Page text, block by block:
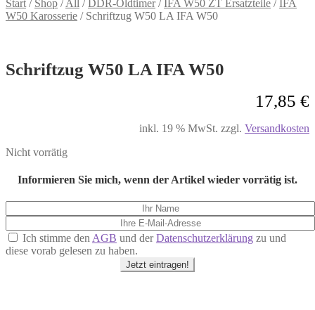
Start / Shop /All /DDR-Oldtimer/IFA W50 ZT Ersatzteile /IFA
W50 Karosserie / Schriftzug W50 LA IFA W50
Schriftzug W50 LA IFA W50
17,85 €
inkl. 19 % MwSt. zzgl. Versandkosten
Nicht vorrätig
Informieren Sie mich, wenn der Artikel wieder vorrätig ist.
Ich stimme den AGB und derDatenschutzerklärung zu und
diese vorab gelesen zu haben.
Jetzt eintragen!